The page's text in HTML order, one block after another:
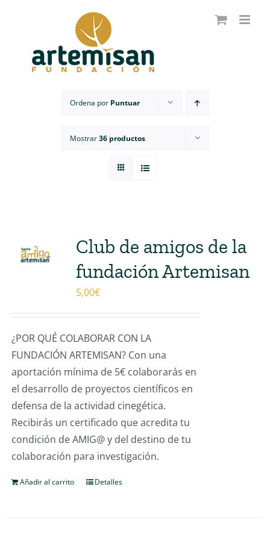
Ordena por Puntuar
Mostrar36 productos
Club de amigos de la
fundación Artemisan
5,00€
¿POR QUÉ COLABORAR CON LA
FUNDACIÓN ARTEMISAN? Con una
aportación mínima de 5€ colaborarás en
el desarrollo de proyectos científicos en
defensa de la actividad cinegética.
Recibirás un certificado que acredita tu
condición de AMIG@ y del destino de tu
colaboración para investigación.
Añadir al carrito Detalles